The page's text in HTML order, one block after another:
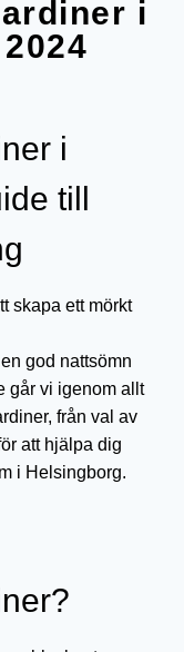
i
i
till
skapa ett mörkt
god nattsömn
går vi igenom allt
från val av
att hjälpa dig
i Helsingborg.